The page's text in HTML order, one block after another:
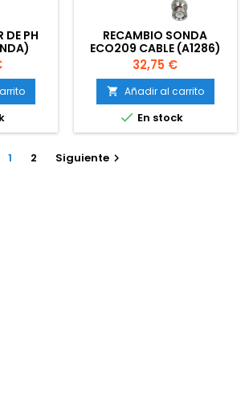
DE PH
RECAMBIO SONDA
ECO209 CABLE (A1286)
Precio
32,75 €
 Añadir al carrito
 En stock
1 2 Siguiente 